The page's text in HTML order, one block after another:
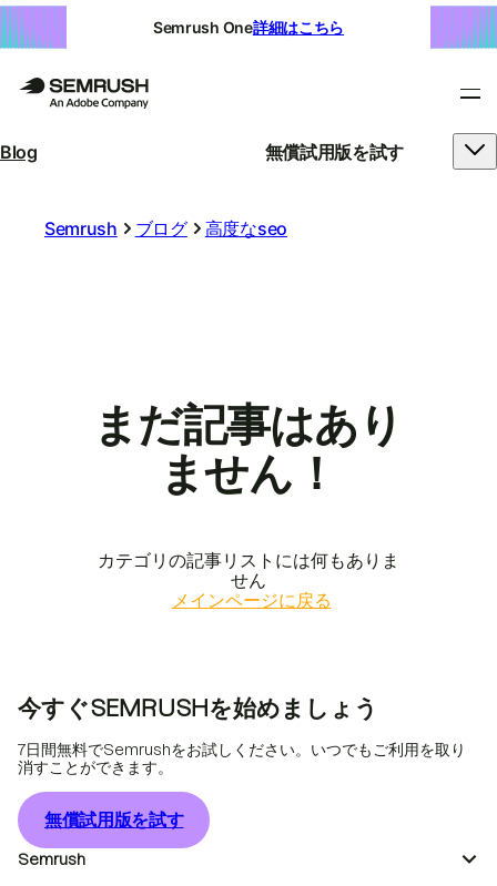
Semrush One詳細はこちら
Blog 無償試用版を試す
Semrush ブログ 高度なseo
まだ記事はあり
ません！
カテゴリの記事リストには何もありま
せん
メインページに戻る
今すぐSEMRUSHを始めましょう
7日間無料でSemrushをお試しください。いつでもご利用を取り
消すことができます。
無償試用版を試す
Semrush